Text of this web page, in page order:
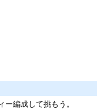
ー編成して挑もう。